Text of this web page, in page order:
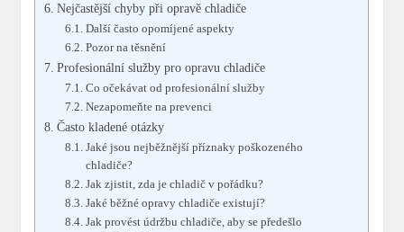
Nejčastější chyby při opravě chladiče
Další často opomíjené aspekty
Pozor na těsnění
Profesionální služby pro opravu chladiče
Co očekávat od profesionální služby
Nezapomeňte na prevenci
Často kladené otázky
Jaké jsou nejběžnější příznaky poškozeného
chladiče?
Jak zjistit, zda je chladič v pořádku?
Jaké běžné opravy chladiče existují?
Jak provést údržbu chladiče, aby se předešlo